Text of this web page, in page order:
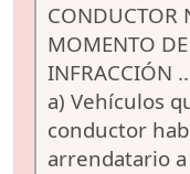
CONDUCTOR
MOMENTO
INFRACCIÓN
a) Vehículos
conductor
arrendatario a